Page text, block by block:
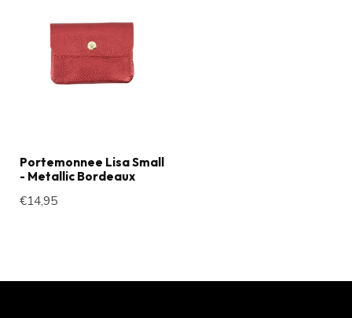
Portemonnee Lisa Small
- Metallic Bordeaux
€14,95